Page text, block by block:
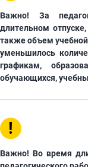
Важно! За
длительном
также объем учебной
уменьшилось
графикам,
обучающихся,
!
Важно! Во время